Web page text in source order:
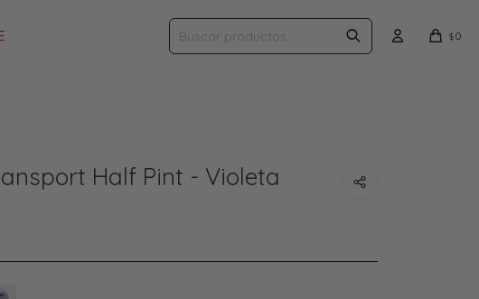
$0
Half Pint - Violeta